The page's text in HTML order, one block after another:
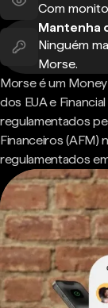
Com
Mantenha
Ninguém
Morse.
Morse é um
dos EUA e
regulamentados
Financeiros (AFM)
regulamentados